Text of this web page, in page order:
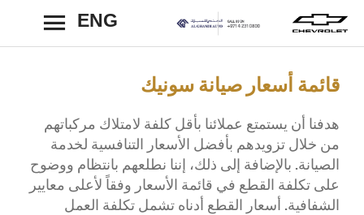
ENG رجوع
قائمة أسعار صيانة سونيك
هدفنا أن يستمتع عملائنا بأقل كلفة لامتلاك مركباتهم
من خلال تزويدهم بأفضل الأسعار التنافسية لخدمة
الصيانة. بالإضافة إلى ذلك، إننا نطلعهم بانتظام ووضوح
على تكلفة القطع في قائمة الأسعار وفقاً لأعلى معايير
الشفافية. أسعار القطع أدناه تشمل تكلفة العمل